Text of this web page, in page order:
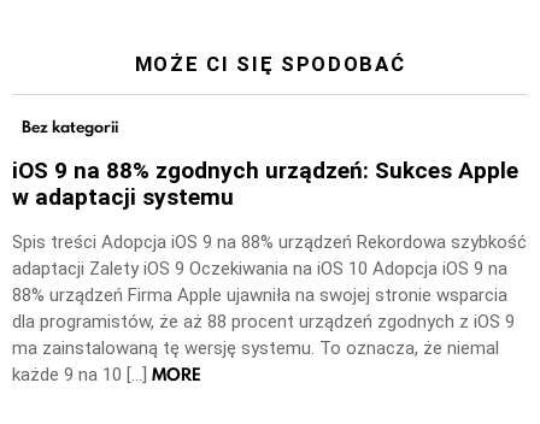
MOŻE CI SIĘ SPODOBAĆ
Bez kategorii
iOS 9 na 88% zgodnych urządzeń: Sukces Apple
w adaptacji systemu
Spis treści Adopcja iOS 9 na 88% urządzeń Rekordowa szybkość
adaptacji Zalety iOS 9 Oczekiwania na iOS 10 Adopcja iOS 9 na
88% urządzeń Firma Apple ujawniła na swojej stronie wsparcia
dla programistów, że aż 88 procent urządzeń zgodnych z iOS 9
ma zainstalowaną tę wersję systemu. To oznacza, że niemal
każde 9 na 10 […] MORE